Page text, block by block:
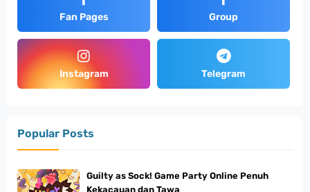
Fan Pages Group
Instagram Telegram
Popular Posts
Guilty as Sock! Game Party Online Penuh
Kekacauan dan Tawa